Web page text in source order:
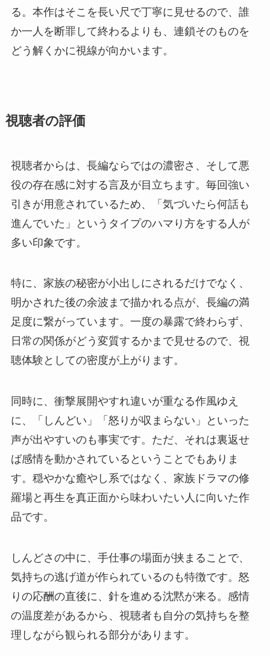
る。本作はそこを長い尺で丁寧に見せるので、誰
か一人を断罪して終わるよりも、連鎖そのものを
どう解くかに視線が向かいます。
視聴者の評価
視聴者からは、長編ならではの濃密さ、そして悪
役の存在感に対する言及が目立ちます。毎回強い
引きが用意されているため、「気づいたら何話も
進んでいた」というタイプのハマり方をする人が
多い印象です。
特に、家族の秘密が小出しにされるだけでなく、
明かされた後の余波まで描かれる点が、長編の満
足度に繋がっています。一度の暴露で終わらず、
日常の関係がどう変質するかまで見せるので、視
聴体験としての密度が上がります。
同時に、衝撃展開やすれ違いが重なる作風ゆえ
に、「しんどい」「怒りが収まらない」といった
声が出やすいのも事実です。ただ、それは裏返せ
ば感情を動かされているということでもありま
す。穏やかな癒やし系ではなく、家族ドラマの修
羅場と再生を真正面から味わいたい人に向いた作
品です。
しんどさの中に、手仕事の場面が挟まることで、
気持ちの逃げ道が作られているのも特徴です。怒
りの応酬の直後に、針を進める沈黙が来る。感情
の温度差があるから、視聴者も自分の気持ちを整
理しながら観られる部分があります。